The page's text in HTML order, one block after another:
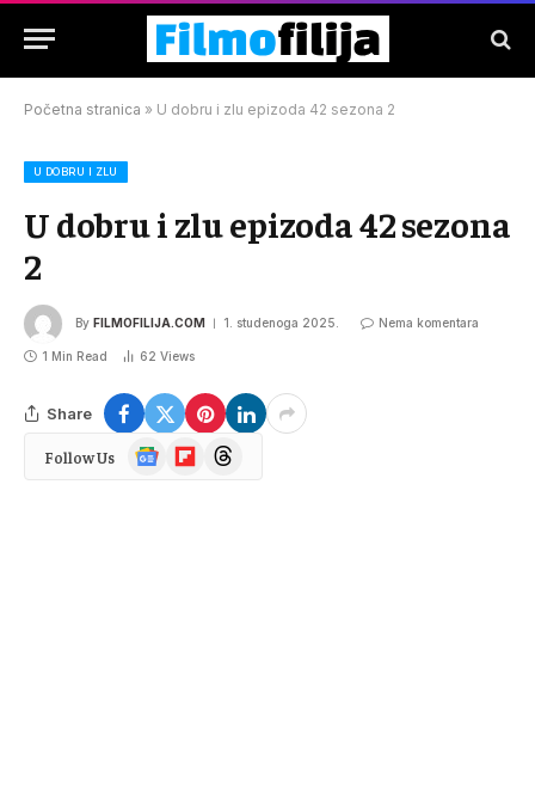
Početna stranica » U dobru i zlu epizoda 42 sezona 2
U DOBRU I ZLU
U dobru i zlu epizoda 42 sezona
2
By FILMOFILIJA.COM 1. studenoga 2025. Nema komentara
1 Min Read 62 Views
Share
Follow Us
Google
News
FlipboardThreads